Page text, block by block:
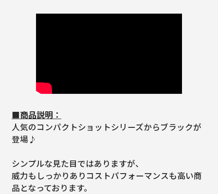
■商品説明：
人気のコンパクトショットシリーズからブラックが
登場♪
シンプルな見た目ではありますが、
威力もしっかりありコストパフォーマンスも高い商
品となっております。